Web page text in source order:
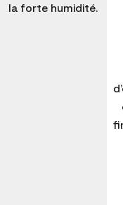
la forte humidité.